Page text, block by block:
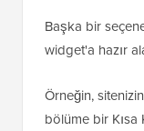
Başka bir
widget'a hazır
Örneğin,
bölüme bir